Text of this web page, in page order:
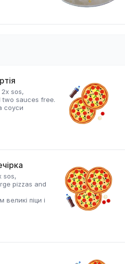
sos,
sauces free.
соуси
sos,
pizzas and
піци і